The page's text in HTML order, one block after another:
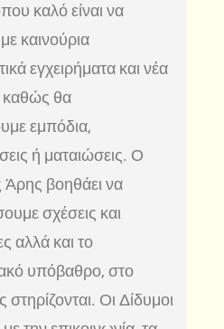
καλό είναι να
καινούρια
εγχειρήματα και νέα
καθώς θα
εμπόδια,
ή ματαιώσεις. Ο
βοηθάει να
σχέσεις και
αλλά και το
υπόβαθρο, στο
στηρίζονται. Οι Δίδυμοι